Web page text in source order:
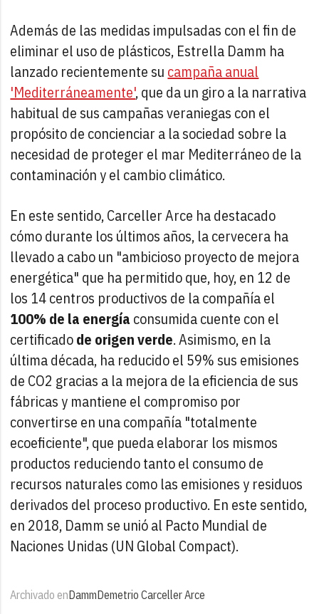
Además de las medidas impulsadas con el fin de
eliminar el uso de plásticos, Estrella Damm ha
lanzado recientemente su campaña anual
'Mediterráneamente', que da un giro a la narrativa
habitual de sus campañas veraniegas con el
propósito de concienciar a la sociedad sobre la
necesidad de proteger el mar Mediterráneo de la
contaminación y el cambio climático.
En este sentido, Carceller Arce ha destacado
cómo durante los últimos años, la cervecera ha
llevado a cabo un "ambicioso proyecto de mejora
energética" que ha permitido que, hoy, en 12 de
los 14 centros productivos de la compañía el
100% de la energía consumida cuente con el
certificadode origen verde. Asimismo, en la
última década, ha reducido el 59% sus emisiones
de CO2 gracias a la mejora de la eficiencia de sus
fábricas y mantiene el compromiso por
convertirse en una compañía "totalmente
ecoeficiente", que pueda elaborar los mismos
productos reduciendo tanto el consumo de
recursos naturales como las emisiones y residuos
derivados del proceso productivo. En este sentido,
en 2018, Damm se unió al Pacto Mundial de
Naciones Unidas (UN Global Compact).
Archivado enDammDemetrio Carceller Arce